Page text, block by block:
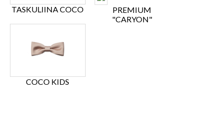
TASKULIINA COCO
PREMIUM
"CARYON"
COCO KIDS